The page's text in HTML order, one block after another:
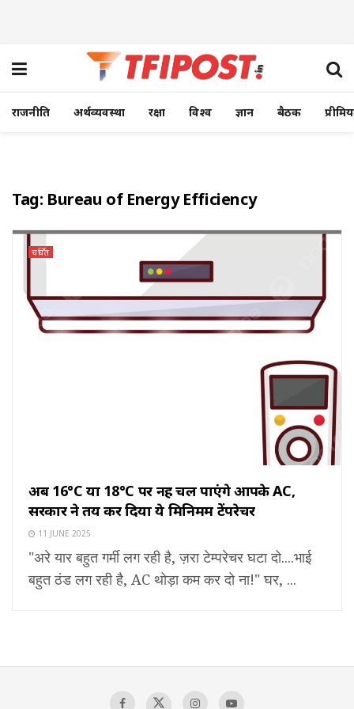
राजनीति अर्थव्यवस्था रक्षा विश्व ज्ञान बैठक
Tag: Bureau of Energy Efficiency
चर्चित
अब 16°C या 18°C पर नहीं चल पाएंगे आपके AC,
सरकार ने तय कर दिया ये मिनिमम टेंपरेचर
11 JUNE 2025
"अरे यार बहुत गर्मी लग रही है, ज़रा टेम्परेचर घटा दो....भाई
बहुत ठंड लग रही है, AC थोड़ा कम कर दो ना!" घर, ...